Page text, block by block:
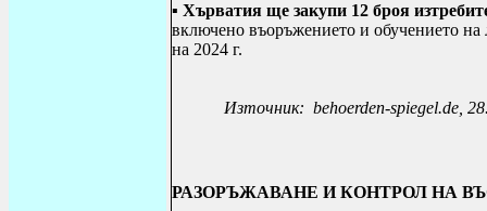
▪ Хърватия ще закупи 12 броя
включено въоръжението и обучението
на 2024 г.
Източник: behoerden-spiegel.de,
РАЗОРЪЖАВАНЕ И КОНТРОЛ НА